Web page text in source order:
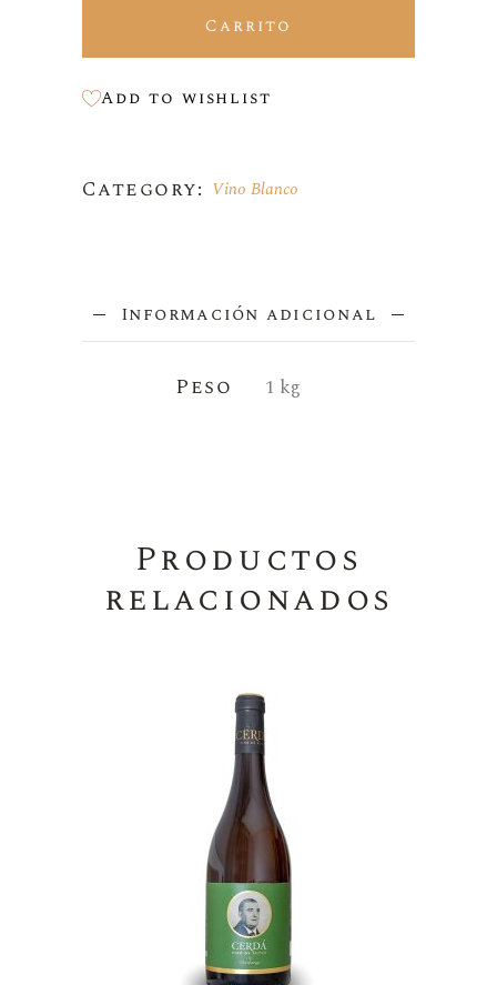
Carrito
Add to wishlist
Category: Vino Blanco
Información adicional
Peso 1 kg
Productos
relacionados